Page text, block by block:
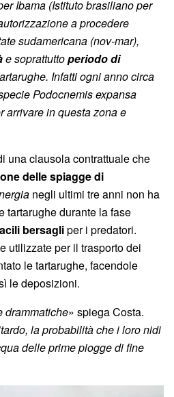
Ibama (Istituto brasiliano per
a procedere
sudamericana (nov-mar),
e soprattuttoperiodo di
Infatti ogni anno circa
Podocnemis expansa
arrivare in questa zona e
una clausola contrattuale che
delle spiagge di
negli ultimi tre anni non ha
tartarughe durante la fase
bersagliper i predatori.
utilizzate per il trasporto dei
le tartarughe, facendole
le deposizioni.
drammatiche» spiega Costa.
la probabilità che i loro nidi
delle prime piogge di fine